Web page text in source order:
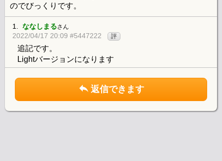
のでびっくりです。
1. ななしまるさん
2022/04/17 20:09 #5447222 評
追記です。
Lightバージョンになります
返信できます